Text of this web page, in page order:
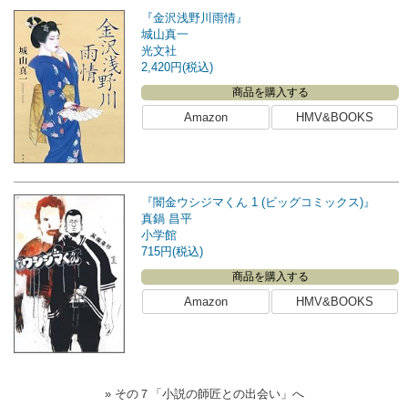
『金沢浅野川雨情』
城山真一
光文社
2,420円(税込)
商品を購入する
Amazon HMV&BOOKS
『闇金ウシジマくん 1 (ビッグコミックス)』
真鍋 昌平
小学館
715円(税込)
商品を購入する
Amazon HMV&BOOKS
» その７「小説の師匠との出会い」へ